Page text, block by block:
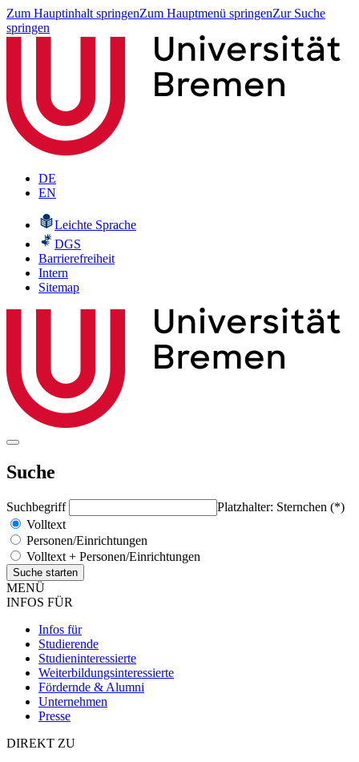
Zum Hauptinhalt springenZum Hauptmenü springenZur Suche
springen
DE
EN
Leichte Sprache
DGS
Barrierefreiheit
Intern
Sitemap
Suche
Suchbegriff
Platzhalter: Sternchen (*)
Volltext
Personen/Einrichtungen
Volltext + Personen/Einrichtungen
MENÜ
INFOS FÜR
Infos für
Studierende
Studieninteressierte
Weiterbildungsinteressierte
Fördernde & Alumni
Unternehmen
Presse
DIREKT ZU